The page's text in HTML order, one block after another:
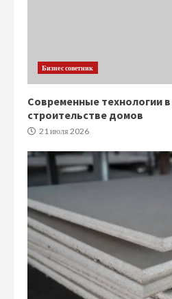
Бизнес советник
Современные технологии
строительстве домов
21 июля 2026